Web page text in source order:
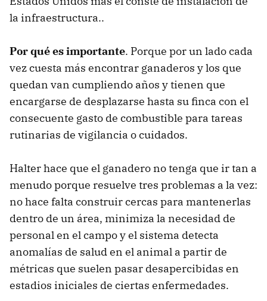
la infraestructura..
Por qué es importante. Porque por un lado cada
vez cuesta más encontrar ganaderos y los que
quedan van cumpliendo años y tienen que
encargarse de desplazarse hasta su finca con el
consecuente gasto de combustible para tareas
rutinarias de vigilancia o cuidados.
Halter hace que el ganadero no tenga que ir tan a
menudo porque resuelve tres problemas a la vez:
no hace falta construir cercas para mantenerlas
dentro de un área, minimiza la necesidad de
personal en el campo y el sistema detecta
anomalías de salud en el animal a partir de
métricas que suelen pasar desapercibidas en
estadios iniciales de ciertas enfermedades.